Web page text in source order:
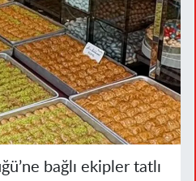
bağlı ekipler tatlı